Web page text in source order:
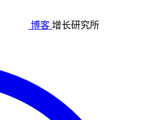
博客 增长研究所